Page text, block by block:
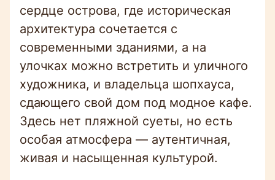
сердце острова, где историческая
архитектура сочетается с
современными зданиями, а на
улочках можно встретить и уличного
художника, и владельца шопхауса,
сдающего свой дом под модное кафе.
Здесь нет пляжной суеты, но есть
особая атмосфера — аутентичная,
живая и насыщенная культурой.